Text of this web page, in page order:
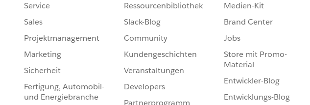
Service
Sales
Projektmanagement
Marketing
Sicherheit
Fertigung, Automobil-
und Energiebranche
Ressourcenbibliothek
Slack-Blog
Community
Kundengeschichten
Veranstaltungen
Developers
Medien-Kit
Brand Center
Jobs
Store mit Promo-
Material
Entwickler-Blog
Entwicklungs-Blog